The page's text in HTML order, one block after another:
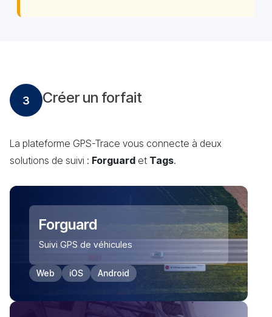
3 Créer un forfait
La plateforme GPS-Trace vous connecte à deux
solutions de suivi : Forguard et Tags.
Forguard
Suivi GPS de véhicules
Web iOS Android